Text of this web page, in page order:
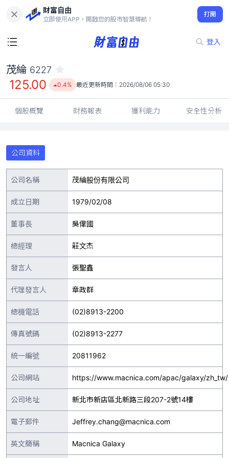
財富自由
立即使用APP，開啟您的股市智慧導航！
打開
登入
125.00
0.4%
茂綸 6227
125.00 0.4% 最近更新時間： 2026/08/06 05:30
個股概覽 財務報表 獲利能力 安全性分析
公司資料
公司名稱 茂綸股份有限公司
成立日期 1979/02/08
董事長 吳偉國
總經理 莊文杰
發言人 張聖鑫
代理發言人 章政群
總機電話 (02)8913-2200
傳真號碼 (02)8913-2277
統一編號 20811962
公司網站 https://www.macnica.com/apac/galaxy/zh_tw/
公司地址 新北市新店區北新路三段207-2號14樓
電子郵件 Jeffrey.chang@macnica.com
英文簡稱 Macnica Galaxy